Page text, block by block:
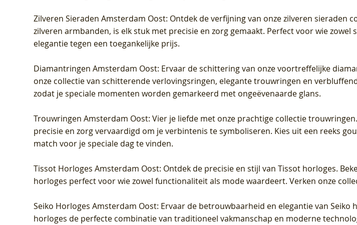
Zilveren Sieraden Amsterdam Oost: Ontdek de verfijning van onze zilveren sieraden
zilveren armbanden, is elk stuk met precisie en zorg gemaakt. Perfect voor wie
elegantie tegen een toegankelijke prijs.
Diamantringen Amsterdam Oost: Ervaar de schittering van onze voortreffelijke
onze collectie van schitterende verlovingsringen, elegante trouwringen en
zodat je speciale momenten worden gemarkeerd met ongeëvenaarde glans.
Trouwringen Amsterdam Oost: Vier je liefde met onze prachtige collectie
precisie en zorg vervaardigd om je verbintenis te symboliseren. Kies uit een reeks
match voor je speciale dag te vinden.
Tissot Horloges Amsterdam Oost: Ontdek de precisie en stijl van Tissot horloges.
horloges perfect voor wie zowel functionaliteit als mode waardeert. Verken onze
Seiko Horloges Amsterdam Oost: Ervaar de betrouwbaarheid en elegantie van Seiko
horloges de perfecte combinatie van traditioneel vakmanschap en moderne